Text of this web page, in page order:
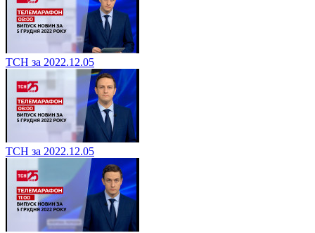
ТСН за 2022.12.05
ТСН за 2022.12.05